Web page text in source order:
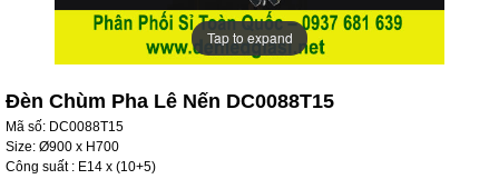
Tap to expand
Tap to expand
Đèn Chùm Pha Lê Nến DC0088T15
Mã số: DC0088T15
Size: Ø900 x H700
Công suất : E14 x (10+5)